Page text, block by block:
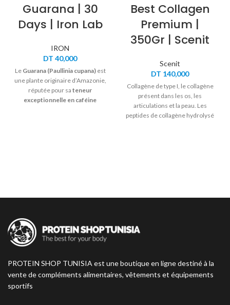
Guarana | 30
Days | Iron Lab
IRON
DT 40,000
Le Guarana (Paullinia cupana)est
une plante originaire d’Amazonie,
réputée pour sa teneur
exceptionnelle en caféine
soutenant les performances
Best Collagen
Premium |
350Gr | Scenit
Scenit
DT 140,000
Collagène de type I, le collagène
présent dans les os, les
articulations et la peau. Les
peptides de collagène hydrolysé
PROTEIN SHOP TUNISIA est une boutique en ligne destiné à la
vente de compléments alimentaires, vêtements et équipements
sportifs